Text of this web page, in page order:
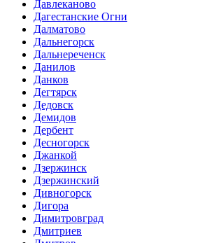
Давлеканово
Дагестанские Огни
Далматово
Дальнегорск
Дальнереченск
Данилов
Данков
Дегтярск
Дедовск
Демидов
Дербент
Десногорск
Джанкой
Дзержинск
Дзержинский
Дивногорск
Дигора
Димитровград
Дмитриев